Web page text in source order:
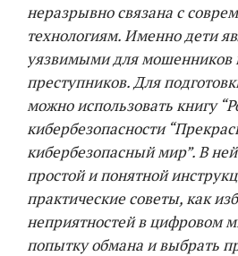
неразрывно связана с
технологиям. Именно дети
уязвимыми для мошенников
преступников. Для
можно использовать книгу
кибербезопасности
кибербезопасный мир”. В
простой и понятной
практические советы, как
неприятностей в цифровом
попытку обмана и выбрать